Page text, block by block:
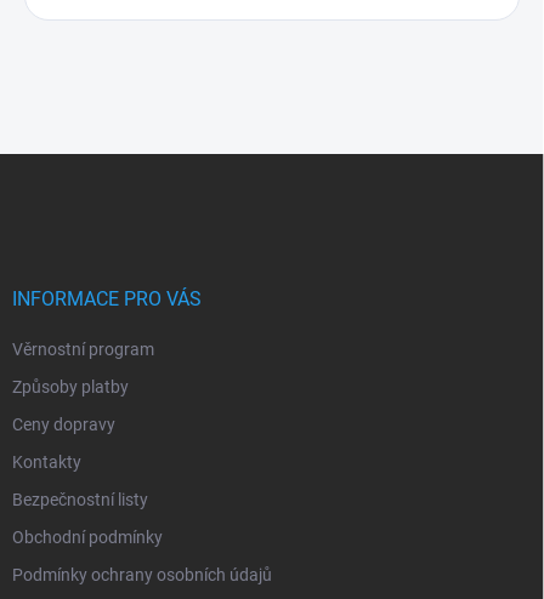
INFORMACE PRO VÁS
Věrnostní program
Způsoby platby
Ceny dopravy
Kontakty
Bezpečnostní listy
Obchodní podmínky
Podmínky ochrany osobních údajů